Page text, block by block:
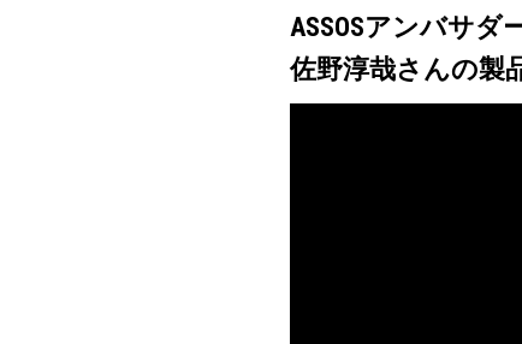
ASSOSアンバサダ
佐野淳哉さんの製